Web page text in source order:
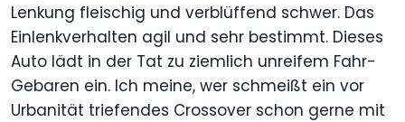
Lenkung fleischig und verblüffend schwer. Das
Einlenkverhalten agil und sehr bestimmt. Dieses
Auto lädt in der Tat zu ziemlich unreifem Fahr-
Gebaren ein. Ich meine, wer schmeißt ein vor
Urbanität triefendes Crossover schon gerne mit